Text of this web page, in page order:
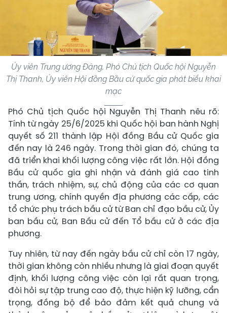
Ủy viên Trung ương Đảng, Phó Chủ tịch Quốc hội Nguyễn
Thị Thanh, Ủy viên Hội đồng Bầu cử quốc gia phát biểu khai
mạc
Phó Chủ tịch Quốc hội Nguyễn Thị Thanh nêu rõ:
Tính từ ngày 25/6/2025 khi Quốc hội ban hành Nghị
quyết số 211 thành lập Hội đồng Bầu cử Quốc gia
đến nay là 246 ngày. Trong thời gian đó, chúng ta
đã triển khai khối lượng công việc rất lớn. Hội đồng
Bầu cử quốc gia ghi nhận và đánh giá cao tinh
thần, trách nhiệm, sự, chủ động của các cơ quan
trung ương, chính quyền địa phương các cấp, các
tổ chức phụ trách bầu cử từ Ban chỉ đạo bầu cử, Ủy
ban bầu cử, Ban Bầu cử đến Tổ bầu cử ở các địa
phương.
Tuy nhiên, từ nay đến ngày bầu cử chỉ còn 17 ngày,
thời gian không còn nhiều nhưng là giai đoạn quyết
định, khối lượng công việc còn lại rất quan trọng,
đòi hỏi sự tập trung cao độ, thực hiện kỹ lưỡng, cẩn
trọng, đồng bộ để bảo đảm kết quả chung và